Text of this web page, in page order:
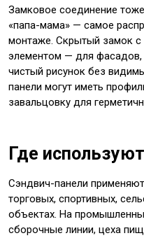
Замковое соединение
«папа-мама» — самое
монтаже. Скрытый замок
элементом — для фасадов,
чистый рисунок без
панели могут иметь
завальцовку для
Где
Сэндвич-панели
торговых, спортивных,
объектах. На
сборочные линии, цеха